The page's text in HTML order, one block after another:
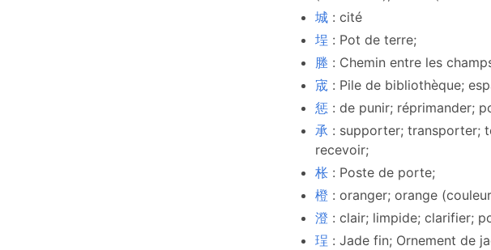
城 : cité
埕 : Pot de terre;
塍 : Chemin entre les
宬 : Pile de bibliothèque;
惩 : de punir; réprimander;
承 : supporter; transporter;
recevoir;
枨 : Poste de porte;
橙 : oranger; orange
澄 : clair; limpide; clarifier;
珵 : Jade fin; Ornement de